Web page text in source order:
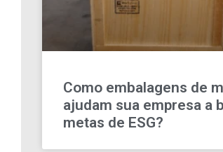
Como embalagens de
ajudam sua empresa a
metas de ESG?